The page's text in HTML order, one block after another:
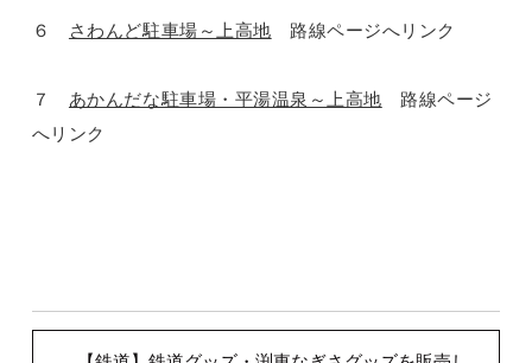
６ さわんど駐車場～上高地 路線ページへリンク
７ あかんだな駐車場・平湯温泉～上高地 路線ページ
へリンク